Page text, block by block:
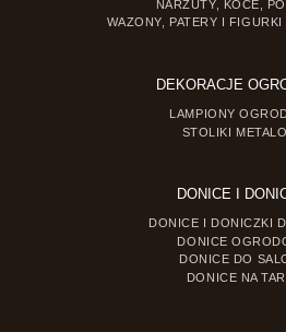
NARZUTY, KOCE,
WAZONY, PATERY I
DEKORACJE
LAMPIONY
STOLIKI
DONICE I
DONICE I DONICZKI
DONICE
DONICE DO
DONICE NA